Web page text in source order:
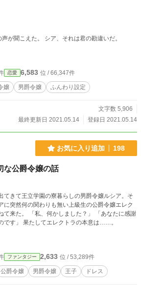
僕の婚約者 シンシアの心の声が聞こえた。 シア、それは君の勘違いだ。
恋愛 6,583 位 / 66,347件
嬢 男爵令嬢 ふんわり設定
文字数 5,906
最終更新日 2021.05.14
登録日 2021.05.14
お気に入り追加 198
な公爵令嬢の話
てきて王立学園の寮暮らしの男爵令嬢ルシア。そ
に突然何の関わりも無い上級生の公爵令嬢エレク
て来た。 「私、何かしました？」 「あなたに感謝
です」 果たしてエレクトラの本意は……。
ファンタジー 2,633 位 / 53,289件
公爵令嬢 男爵令嬢 王子 ドレス